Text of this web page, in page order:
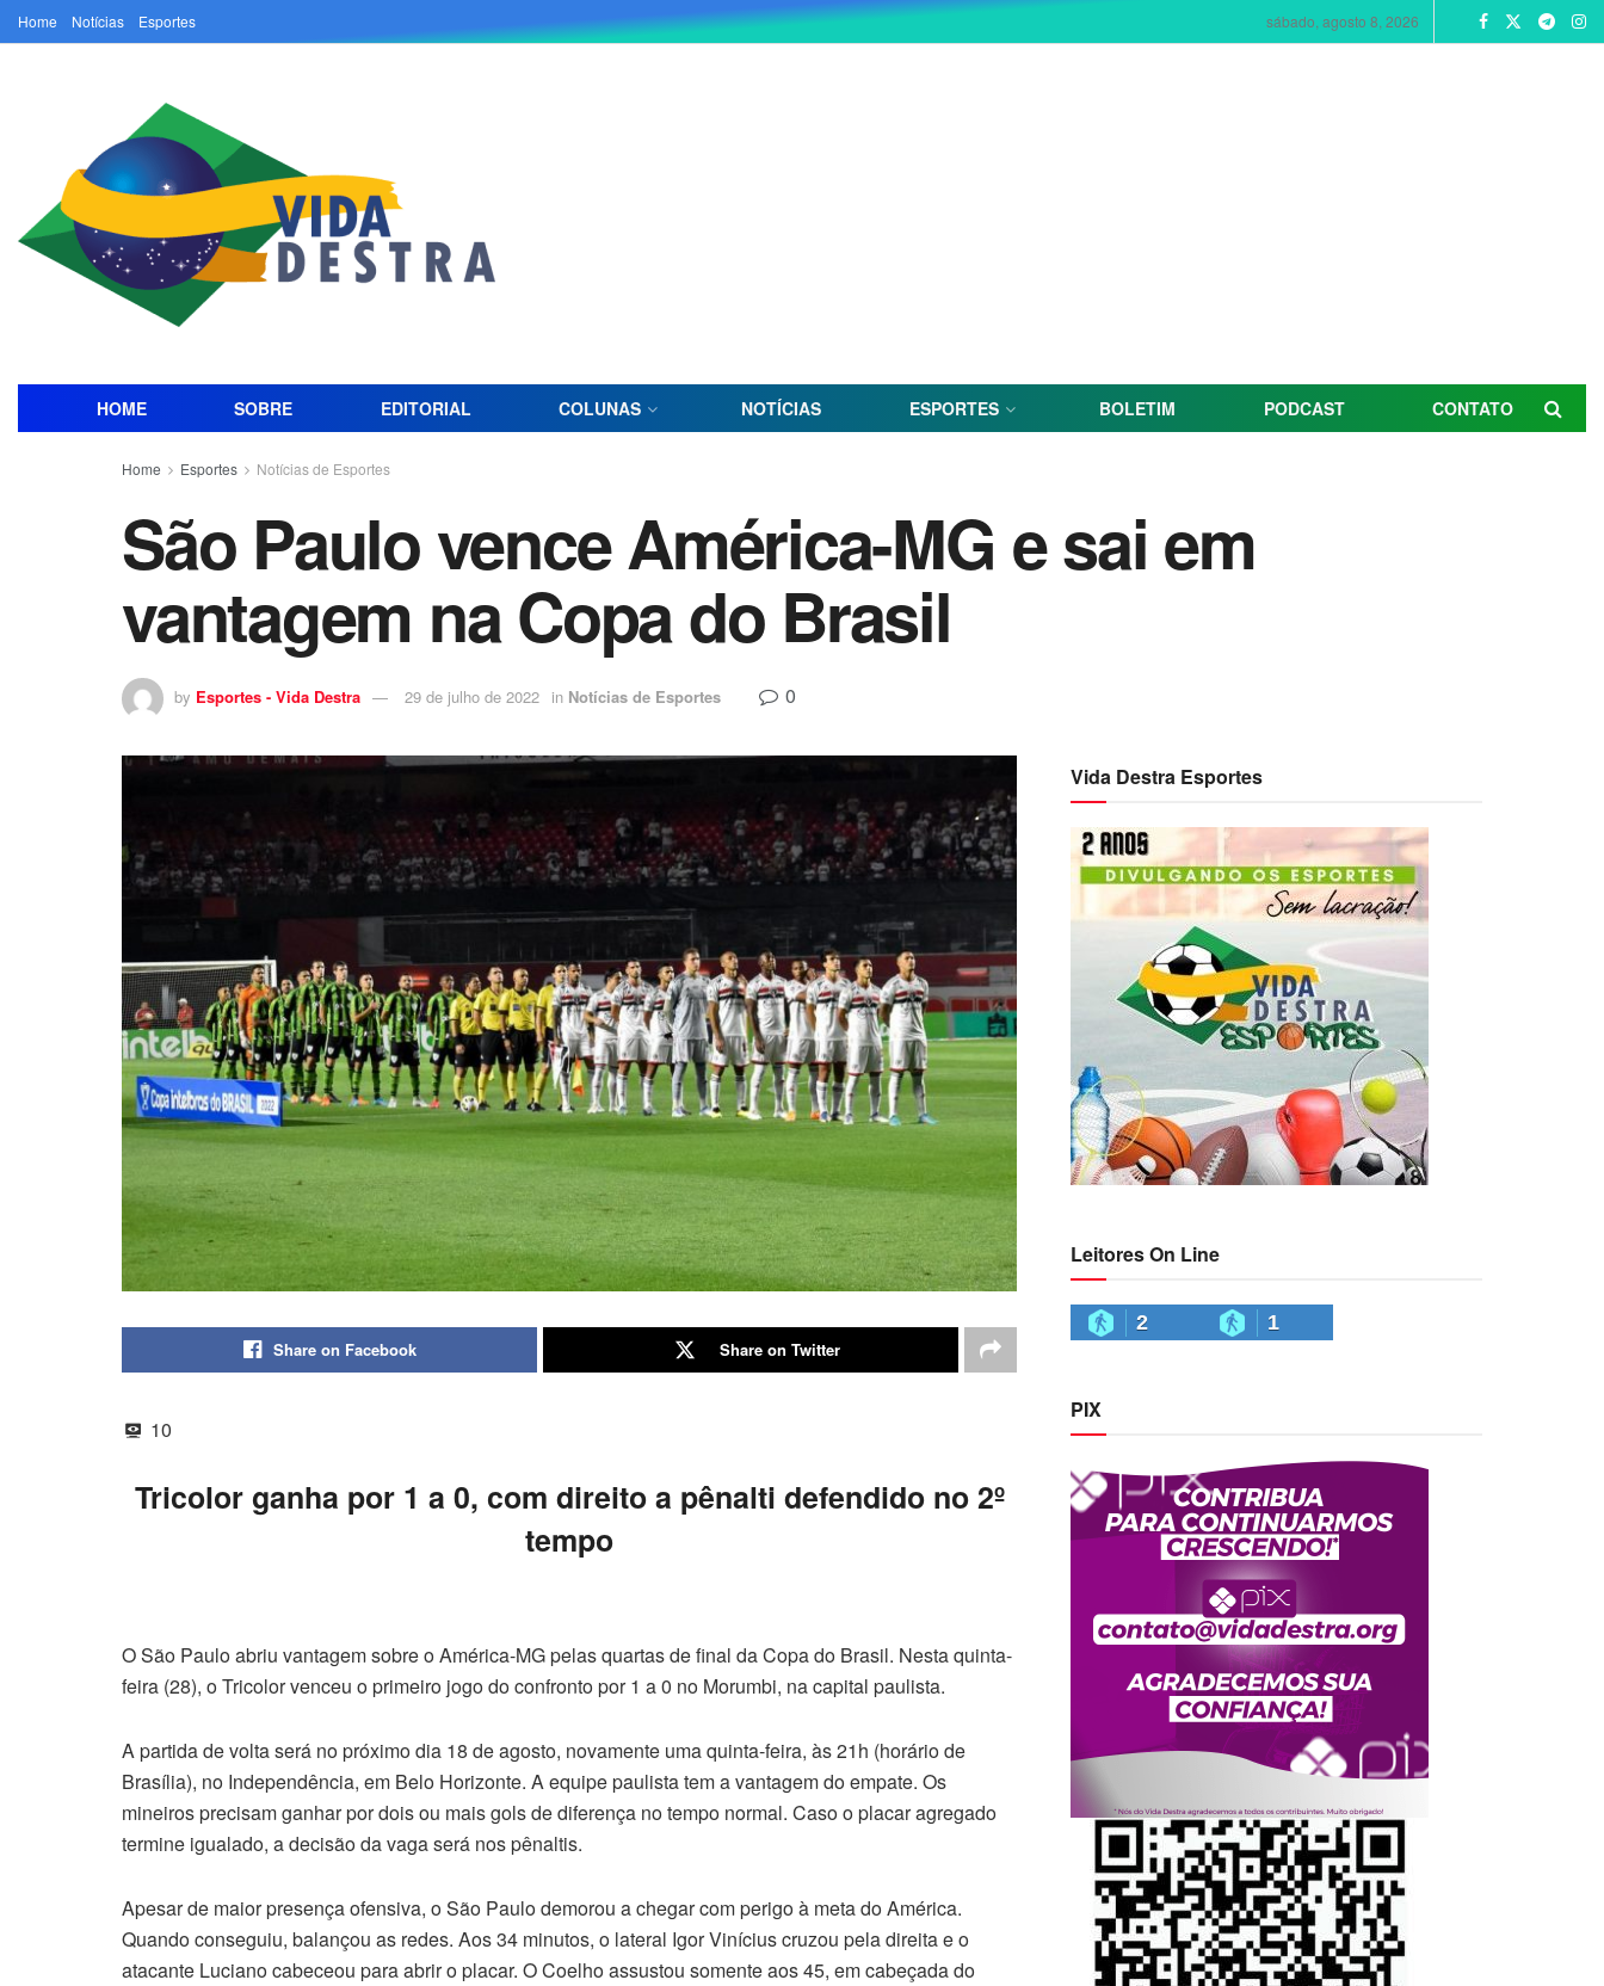
Home Notícias Esportes sábado, agosto 8, 2026
HOME SOBRE EDITORIAL COLUNAS NOTÍCIAS ESPORTES BOLETIM PODCAST CONTATO
Home Esportes Notícias de Esportes
São Paulo vence América-MG e sai em
vantagem na Copa do Brasil
by Esportes - Vida Destra 29 de julho de 2022 in Notícias de Esportes 0
Share on Facebook Share on Twitter
10
Tricolor ganha por 1 a 0, com direito a pênalti defendido no 2º
tempo
O São Paulo abriu vantagem sobre o América-MG pelas quartas de final da Copa do Brasil. Nesta quinta-
feira (28), o Tricolor venceu o primeiro jogo do confronto por 1 a 0 no Morumbi, na capital paulista.
A partida de volta será no próximo dia 18 de agosto, novamente uma quinta-feira, às 21h (horário de
Brasília), no Independência, em Belo Horizonte. A equipe paulista tem a vantagem do empate. Os
mineiros precisam ganhar por dois ou mais gols de diferença no tempo normal. Caso o placar agregado
termine igualado, a decisão da vaga será nos pênaltis.
Apesar de maior presença ofensiva, o São Paulo demorou a chegar com perigo à meta do América.
Quando conseguiu, balançou as redes. Aos 34 minutos, o lateral Igor Vinícius cruzou pela direita e o
atacante Luciano cabeceou para abrir o placar. O Coelho assustou somente aos 45, em cabeçada do
Vida Destra Esportes
Leitores On Line
2 1
PIX